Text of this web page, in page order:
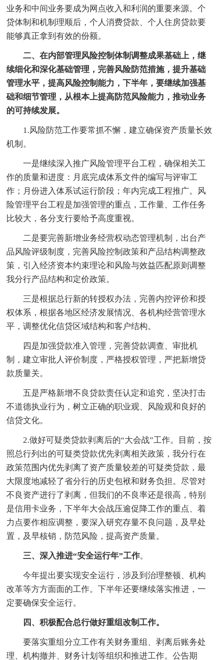
业务和中间业务要成为网点收入和利润的重要来源。个
贷体制和机制理顺后，个人消费贷款、个人住房贷款要
能够真正拿到有效的份额。
二、在内部管理风险控制体制调整成果基础上，继
续细化和深化基础管理，完善风险防范措施，提升基础
管理水平，提高风险控制能力，下半年，要继续加强基
础和细节管理，从根本上提高防范风险能力，推动业务
的可持续发展。
1.风险防范工作要常抓不懈，建立确保资产质量长效
机制。
一是继续深入推广风险管理平台工程，确保相关工
作的质量和进度：月底完成体系文件的编写与评审工
作；月份进入体系试运行阶段；年内完成工程推广。风
险管理平台工程是加强管理的重点，工作量、工作任务
比较大，各分支行要给予高度重视。
二是要完善新增业务经营权动态管理机制，出台产
品风险评级制度，完善风险控制政策和产品结构调整政
策，引入经济资本约束理论和风险与效益匹配原则调整
我分行产品结构和定价政策。
三是根据总行新的转授权办法，完善内控评价和授
权体系，根据各地区经济发展情况、各机构经营管理水
平，调整优化信贷区域结构和客户结构。
四是加强贷款准入管理，完善贷款调查、审批机
制，建立审批人评价制度，严格授权管理，严把新增贷
款质量关。
五是严格新增不良贷款责任认定和追究，坚决打击
不道德执业行为，树立正确的职业观、风险观和良好的
信贷文化。
2.做好可疑类贷款剥离后的“大会战”工作。目前，按
照总行列出的可疑类贷款优先剥离相关政策，我分行在
政策范围内优先剥离了资产质量较差的可疑类贷款，最
大限度地减轻了省分行的历史包袱和财务负担。尽管对
不良资产进行了剥离，但我们的不良率还是很高，特别
是信用卡业务，下半年大会战压逾促降工作的重点、着
力点要作相应调整，要深入研究存量不良问题，及早处
置，及早核销，防范风险，提高资产质量。
三、深入推进“安全运行年”工作。
今年提出要实现安全运行，涉及到治理整顿、机构
改革等方方面面的工作。下半年还要继续落实推进，一
定要确保安全运行。
四、积极配合总行做好重组改制工作。
要落实重组分立工作有关财务重组、剥离后账务处
理、机构撤并、财务计划等组织和推进工作。公告期